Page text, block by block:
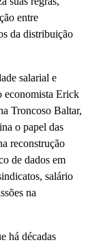
entre
da distribuição
salarial e
economista Erick
Troncoso Baltar,
o papel das
reconstrução
de dados em
salário
na
há décadas